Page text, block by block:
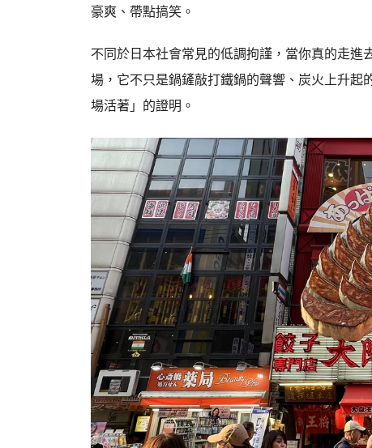
豪爽、帶點搞笑。
不同於日本社會常見的低調拘謹，當你真的走
場，它不只是鍋鏟敲打鐵鍋的聲響、炭火上升
場活著」的證明。